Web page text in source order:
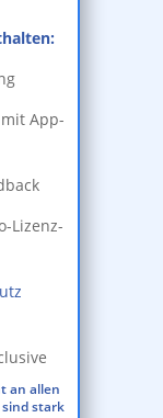
App-
Lizenz-
an allen
stark